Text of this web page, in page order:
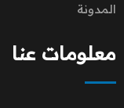
المدونة
معلومات عنا